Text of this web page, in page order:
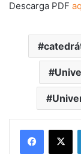
Descarga PDF